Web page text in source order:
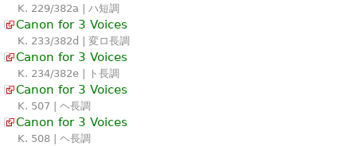
K. 229/382a | ハ短調
Canon for 3 Voices
K. 233/382d | 変ロ長調
Canon for 3 Voices
K. 234/382e | ト長調
Canon for 3 Voices
K. 507 | ヘ長調
Canon for 3 Voices
K. 508 | ヘ長調